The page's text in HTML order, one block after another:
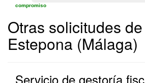
compromiso
Otras solicitudes
Estepona (Málaga)
Servicio de gestoría